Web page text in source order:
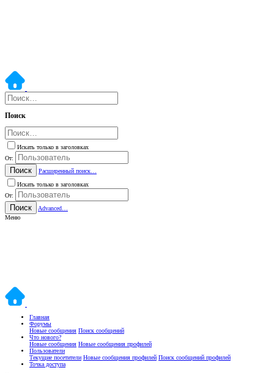
Поиск
Искать только в заголовках
От:
Поиск
Расширенный поиск…
Искать только в заголовках
От:
Поиск
Advanced…
Меню
Главная
Форумы
Новые сообщения Поиск сообщений
Что нового?
Новые сообщения Новые сообщения профилей
Пользователи
Текущие посетители Новые сообщения профилей Поиск сообщений профилей
Точка доступа